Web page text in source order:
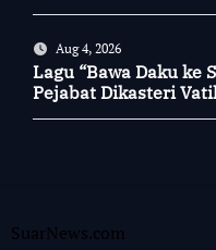
Aug 4, 2026
Lagu “Bawa Daku ke
Pejabat Dikasteri
SuarNews.com